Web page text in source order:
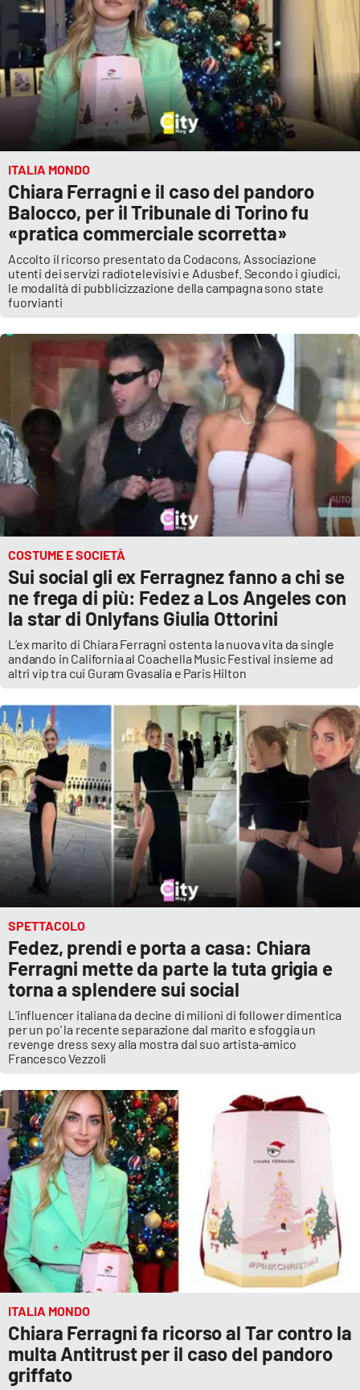
ITALIA MONDO
Chiara Ferragni e il caso del pandoro
Balocco, per il Tribunale di Torino fu
«pratica commerciale scorretta»
Accolto il ricorso presentato da Codacons, Associazione
utenti dei servizi radiotelevisivi e Adusbef. Secondo i giudici,
le modalità di pubblicizzazione della campagna sono state
fuorvianti
COSTUME E SOCIETÀ
Sui social gli ex Ferragnez fanno a chi se
ne frega di più: Fedez a Los Angeles con
la star di Onlyfans Giulia Ottorini
L’ex marito di Chiara Ferragni ostenta la nuova vita da single
andando in California al Coachella Music Festival insieme ad
altri vip tra cui Guram Gvasalia e Paris Hilton
SPETTACOLO
Fedez, prendi e porta a casa: Chiara
Ferragni mette da parte la tuta grigia e
torna a splendere sui social
L’influencer italiana da decine di milioni di follower dimentica
per un po’ la recente separazione dal marito e sfoggia un
revenge dress sexy alla mostra dal suo artista-amico
Francesco Vezzoli
ITALIA MONDO
Chiara Ferragni fa ricorso al Tar contro la
multa Antitrust per il caso del pandoro
griffato